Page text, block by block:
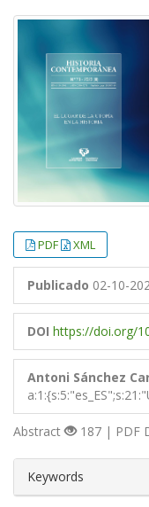
PDF XML
Publicado 02-10-
DOI https://doi.org/
Antoni Sánchez
Abstract 187 | PDF
Keywords